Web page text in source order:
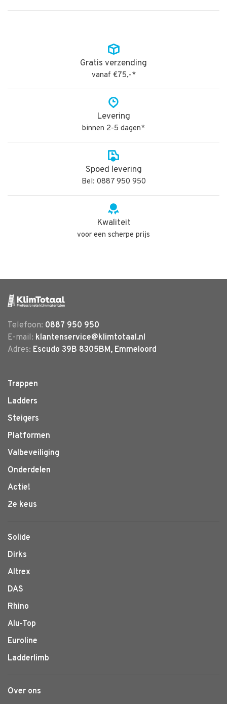
Gratis verzending
vanaf €75,-*
Levering
binnen 2-5 dagen*
Spoed levering
Bel: 0887 950 950
Kwaliteit
voor een scherpe prijs
Telefoon: 0887 950 950
E-mail: klantenservice@klimtotaal.nl
Adres: Escudo 39B 8305BM, Emmeloord
Trappen
Ladders
Steigers
Platformen
Valbeveiliging
Onderdelen
Actie!
2e keus
Solide
Dirks
Altrex
DAS
Rhino
Alu-Top
Euroline
Ladderlimb
Over ons